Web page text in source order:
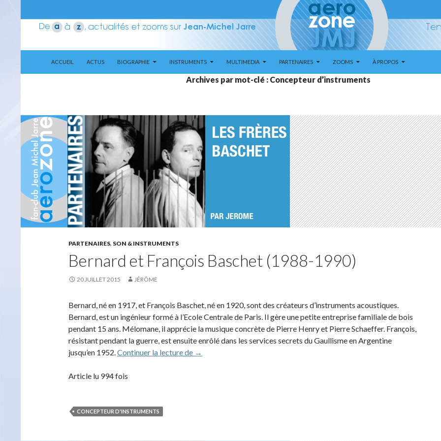
Aerozone JMJ
ACCUEIL
ACTUS BIOGRAPHIE INSTRUMENTS MULTIMEDIA PARTENAIRES ZOOMS À PROPOS
Archives par mot-clé : Concepteur d’instruments
PARTENAIRES, SON & INSTRUMENTS
Bernard et François Baschet (1988-1990)
20 JUILLET 2015 JÉRÔME
Bernard, né en 1917, et François Baschet, né en 1920, sont des créateurs d’instruments acoustiques.
Bernard, est un ingénieur formé à l’Ecole Centrale de Paris. Il gère une petite entreprise familiale de bois
pendant 15 ans. Mélomane, il apprécie la musique concrète de Pierre Henry et Pierre Schaeffer. François,
résistant pendant la guerre, est ensuite enrôlé dans les services secrets du Gaullisme en Argentine
jusqu’en 1952.Continuer la lecture de Bernard et François Baschet (1988-1990)
→
Article lu 994 fois
CONCEPTEUR D'INSTRUMENTS